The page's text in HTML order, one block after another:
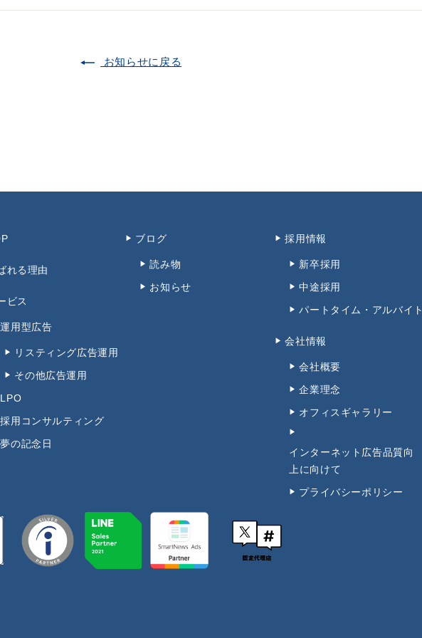
お知らせに戻る
れる理由
ビス
運用型広告
リスティング広告運用
その他広告運用
LPO
採用コンサルティング
夢の記念日
ブログ
読み物
お知らせ
採用情報
新卒採用
中途採用
パートタイム・アルバイト
会社情報
会社概要
企業理念
オフィスギャラリー
インターネット広告品質向
上に向けて
プライバシーポリシー